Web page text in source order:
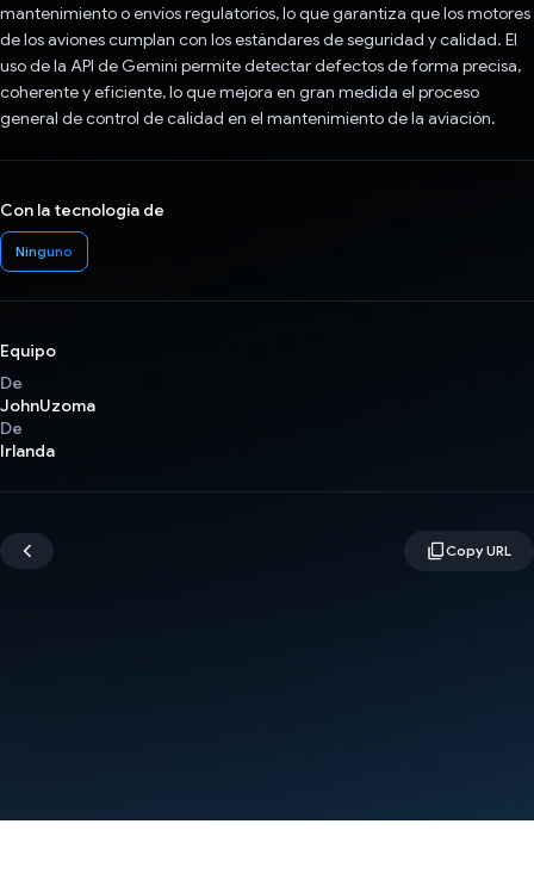
mantenimiento o envíos regulatorios, lo que garantiza que los motores
de los aviones cumplan con los estándares de seguridad y calidad. El
uso de la API de Gemini permite detectar defectos de forma precisa,
coherente y eficiente, lo que mejora en gran medida el proceso
general de control de calidad en el mantenimiento de la aviación.
Con la tecnología de
Ninguno
Equipo
De
JohnUzoma
De
Irlanda